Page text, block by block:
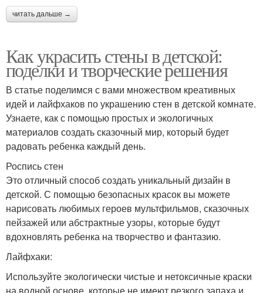
читать дальше →
Как украсить стены в детской:
поделки и творческие решения
В статье поделимся с вами множеством креативных
идей и лайфхаков по украшению стен в детской комнате.
Узнаете, как с помощью простых и экологичных
материалов создать сказочный мир, который будет
радовать ребенка каждый день.
Роспись стен
Это отличный способ создать уникальный дизайн в
детской. С помощью безопасных красок вы можете
нарисовать любимых героев мультфильмов, сказочных
пейзажей или абстрактные узоры, которые будут
вдохновлять ребенка на творчество и фантазию.
Лайфхаки:
Используйте экологически чистые и нетоксичные краски